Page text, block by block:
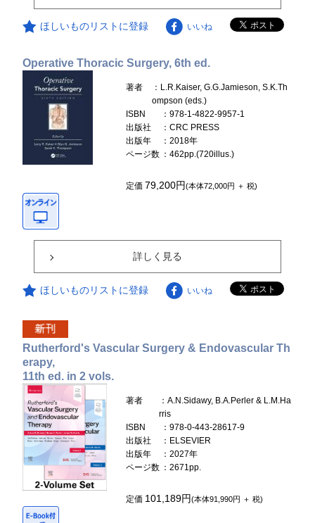
ほしいものリストに登録 いいね
Operative Thoracic Surgery, 6th ed.
著者
：L.R.Kaiser, G.G.Jamieson, S.K.Th
ompson (eds.)
ISBN
：978-1-4822-9957-1
出版社
：CRC PRESS
出版年
：2018年
ページ数 ：462pp.(720illus.)
定価 79,200円(本体72,000円 ＋ 税)
詳しく見る
ほしいものリストに登録 いいね
Rutherford's Vascular Surgery & Endovascular Th
erapy,
11th ed. in 2 vols.
著者
：A.N.Sidawy, B.A.Perler & L.M.Ha
rris
ISBN
：978-0-443-28617-9
出版社
：ELSEVIER
出版年
：2027年
ページ数 ：2671pp.
定価 101,189円(本体91,990円 ＋ 税)